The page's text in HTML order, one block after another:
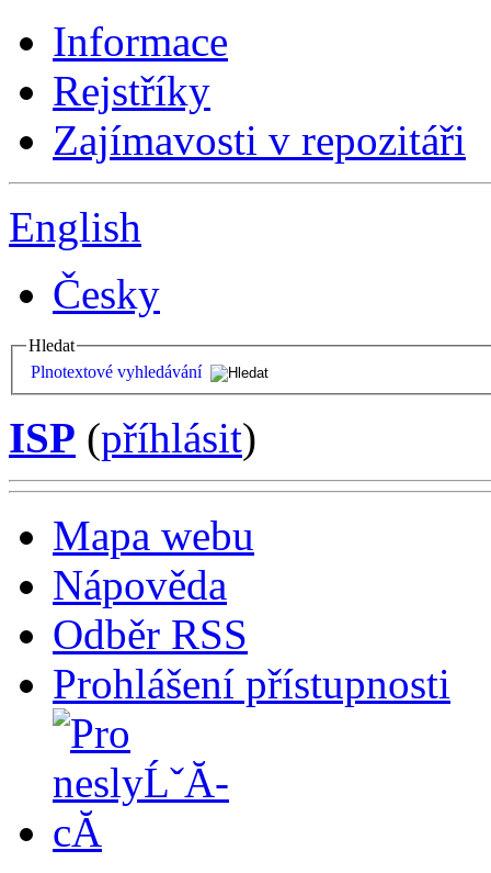
Informace
Rejstříky
Zajímavosti v repozitáři
English
Česky
Hledat
Plnotextové vyhledávání
ISP (příhlásit)
Mapa webu
Nápověda
Odběr RSS
Prohlášení přístupnosti